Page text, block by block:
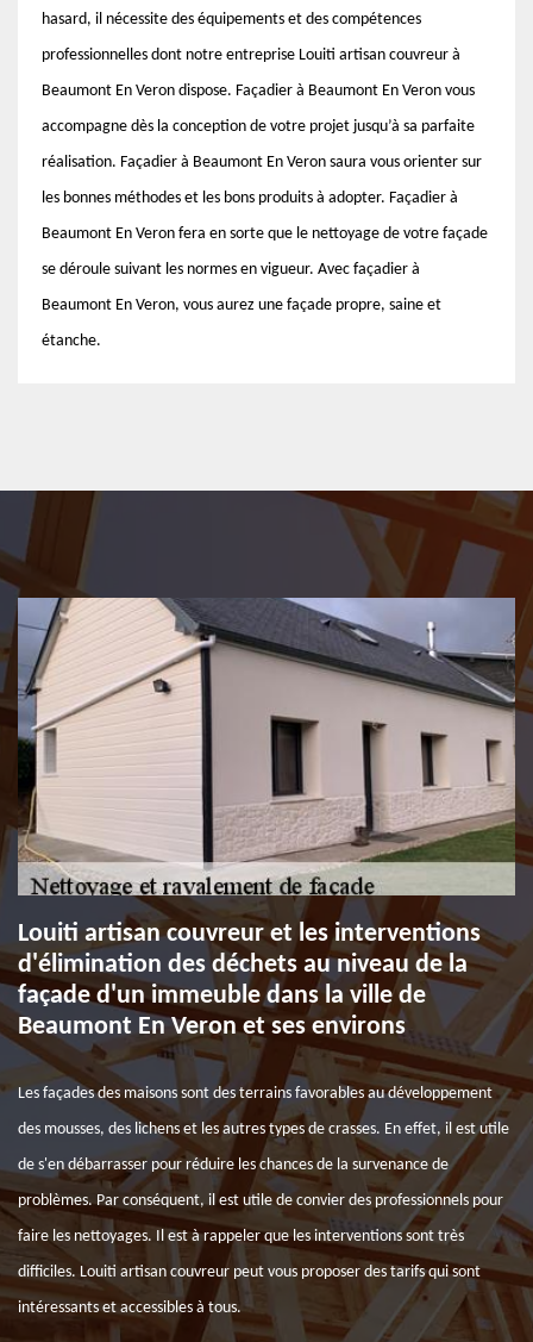
hasard, il nécessite des équipements et des compétences
professionnelles dont notre entreprise Louiti artisan couvreur à
Beaumont En Veron dispose. Façadier à Beaumont En Veron vous
accompagne dès la conception de votre projet jusqu’à sa parfaite
réalisation. Façadier à Beaumont En Veron saura vous orienter sur
les bonnes méthodes et les bons produits à adopter. Façadier à
Beaumont En Veron fera en sorte que le nettoyage de votre façade
se déroule suivant les normes en vigueur. Avec façadier à
Beaumont En Veron, vous aurez une façade propre, saine et
étanche.
Louiti artisan couvreur et les interventions
d'élimination des déchets au niveau de la
façade d'un immeuble dans la ville de
Beaumont En Veron et ses environs
Les façades des maisons sont des terrains favorables au développement
des mousses, des lichens et les autres types de crasses. En effet, il est utile
de s'en débarrasser pour réduire les chances de la survenance de
problèmes. Par conséquent, il est utile de convier des professionnels pour
faire les nettoyages. Il est à rappeler que les interventions sont très
difficiles. Louiti artisan couvreur peut vous proposer des tarifs qui sont
intéressants et accessibles à tous.